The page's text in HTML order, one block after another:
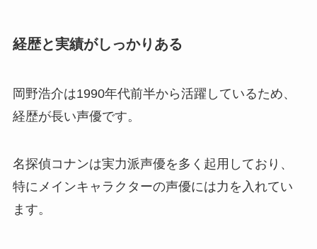
経歴と実績がしっかりある
岡野浩介は1990年代前半から活躍しているため、
経歴が長い声優です。
名探偵コナンは実力派声優を多く起用しており、
特にメインキャラクターの声優には力を入れてい
ます。